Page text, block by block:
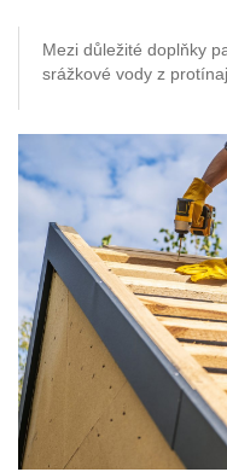
Mezi důležité doplňky
srážkové vody z